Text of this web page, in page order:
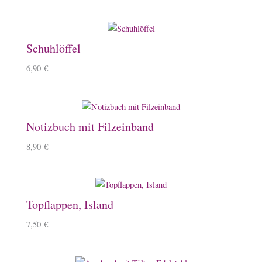
Schuhlöffel
6,90 €
Notizbuch mit Filzeinband
8,90 €
Topflappen, Island
7,50 €